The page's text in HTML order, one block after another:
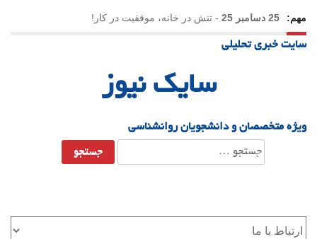
مهم: 25 دسامبر 25 - تنش در خانه، موفقیت در کار!
23 دسامبر 25
-یلدا؛ نماد تاب‌آوری اجتماعی در روزگار دشوار
سایت خبری تحلیلی
سایک نیوز
ویژه متخصصان و دانشجویان روانشناسی
جستجو
برای: